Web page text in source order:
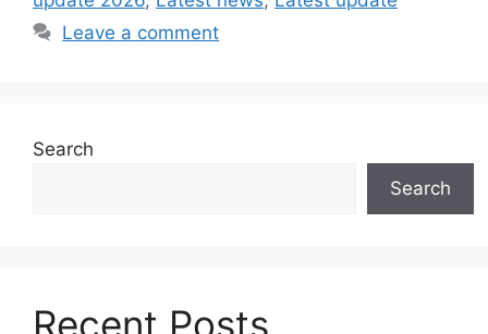
Leave a comment
Search
Search
Recent Posts